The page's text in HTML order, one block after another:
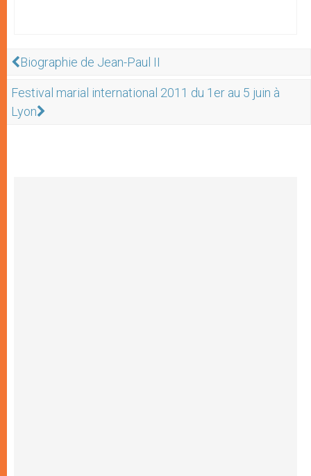
Biographie de Jean-Paul II
Festival marial international 2011 du 1er au 5 juin à
Lyon